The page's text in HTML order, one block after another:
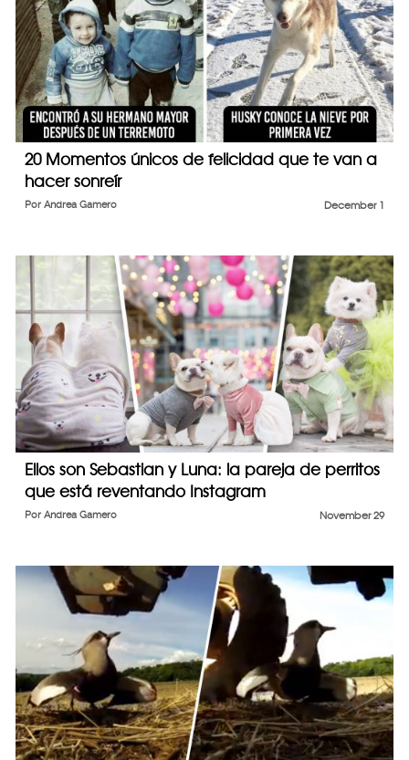
20 Momentos únicos de felicidad que te van a
hacer sonreír
December 1
Por Andrea Gamero
Ellos son Sebastian y Luna: la pareja de perritos
que está reventando Instagram
November 29
Por Andrea Gamero